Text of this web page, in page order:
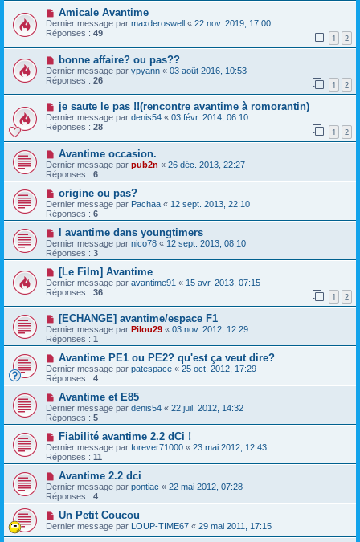
Amicale Avantime
Dernier message par maxderoswell « 22 nov. 2019, 17:00
Réponses : 49 1 2
bonne affaire? ou pas??
Dernier message par ypyann « 03 août 2016, 10:53
Réponses : 26 1 2
je saute le pas !!(rencontre avantime à romorantin)
Dernier message par denis54 « 03 févr. 2014, 06:10
Réponses : 28 1 2
Avantime occasion.
Dernier message par pub2n « 26 déc. 2013, 22:27
Réponses : 6
origine ou pas?
Dernier message par Pachaa « 12 sept. 2013, 22:10
Réponses : 6
l avantime dans youngtimers
Dernier message par nico78 « 12 sept. 2013, 08:10
Réponses : 3
[Le Film] Avantime
Dernier message par avantime91 « 15 avr. 2013, 07:15
Réponses : 36 1 2
[ECHANGE] avantime/espace F1
Dernier message par Pilou29 « 03 nov. 2012, 12:29
Réponses : 1
Avantime PE1 ou PE2? qu'est ça veut dire?
Dernier message par patespace « 25 oct. 2012, 17:29
Réponses : 4
Avantime et E85
Dernier message par denis54 « 22 juil. 2012, 14:32
Réponses : 5
Fiabilité avantime 2.2 dCi !
Dernier message par forever71000 « 23 mai 2012, 12:43
Réponses : 11
Avantime 2.2 dci
Dernier message par pontiac « 22 mai 2012, 07:28
Réponses : 4
Un Petit Coucou
Dernier message par LOUP-TIME67 « 29 mai 2011, 17:15